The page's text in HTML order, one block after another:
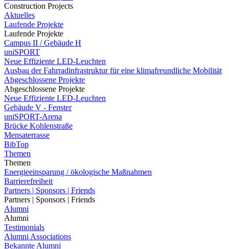
Construction Projects
Aktuelles
Laufende Projekte
Laufende Projekte
Campus II / Gebäude H
uniSPORT
Neue Effiziente LED-Leuchten
Ausbau der Fahrradinfrastruktur für eine klimafreundliche Mobilität
Abgeschlossene Projekte
Abgeschlossene Projekte
Neue Effiziente LED-Leuchten
Gebäude V - Fenster
uniSPORT-Arena
Brücke Kohlenstraße
Mensaterrasse
BibTop
Themen
Themen
Energieeinsparung / ökologische Maßnahmen
Barrierefreiheit
Partners | Sponsors | Friends
Partners | Sponsors | Friends
Alumni
Alumni
Testimonials
Alumni Associations
Bekannte Alumni